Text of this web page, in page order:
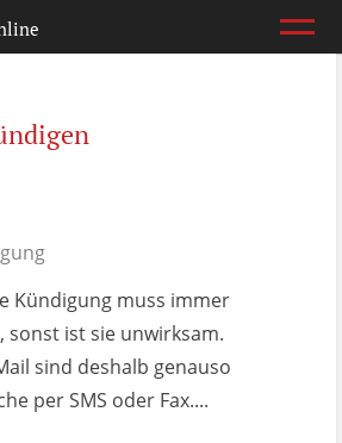
Kündigung muss immer
ist sie unwirksam.
sind deshalb genauso
per SMS oder Fax....